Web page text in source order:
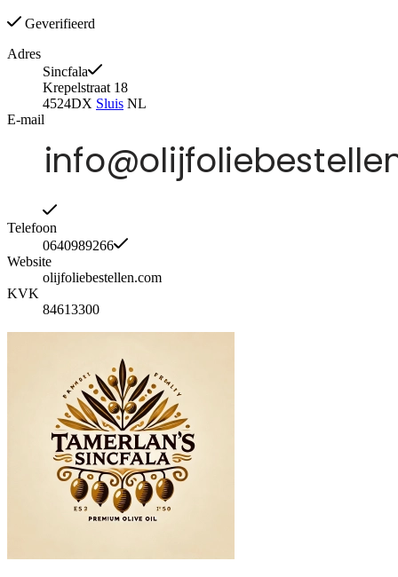
Geverifieerd
Adres
Sincfala
Krepelstraat 18
4524DX Sluis NL
E-mail
Telefoon
0640989266
Website
olijfoliebestellen.com
KVK
84613300